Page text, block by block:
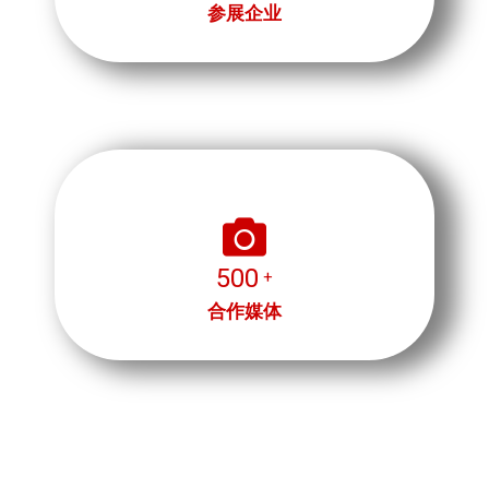
参展企业
500 +
合作媒体